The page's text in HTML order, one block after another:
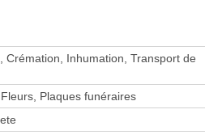
Crémation, Inhumation, Transport de
Plaques funéraires